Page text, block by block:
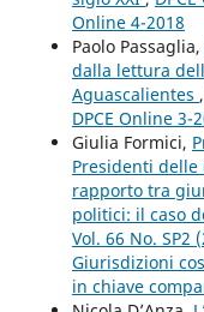
Online 4-2018
Paolo Passaglia,
dalla lettura
Aguascalientes ,
DPCE Online 3-
Giulia Formici,
Presidenti
rapporto tra
politici: il caso
Vol. 66 No. SP2
Giurisdizioni
in chiave